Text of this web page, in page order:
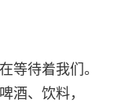
等待着我们。
酒、饮料，